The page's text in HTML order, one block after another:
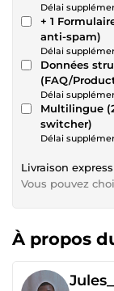
Délai
+ 1
anti-spam)
Délai
Données
(FAQ/
Délai
Multilingue
switcher)
Délai
Livraison
Vous pouvez
À propos